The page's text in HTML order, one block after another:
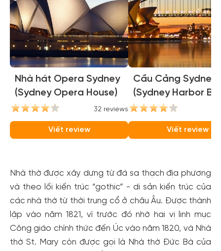
Nhà hát Opera Sydney
(Sydney Opera House)
32 reviews
Viết review
Cầu Cảng Sydney
(Sydney Harbor
Viết review
Nhà thờ được xây dựng từ đá sa thạch địa phương
và theo lối kiến ​​trúc “gothic” - di sản kiến ​​trúc của
các nhà thờ từ thời trung cổ ở châu Âu. Được thành
lập vào năm 1821, vì trước đó nhờ hai vị linh mục
Công giáo chính thức đến Úc vào năm 1820, và Nhà
thờ St. Mary còn được gọi là Nhà thờ Đức Bà của